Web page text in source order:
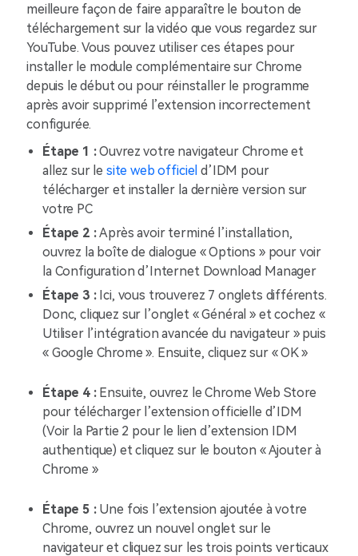
meilleure façon de faire apparaître le bouton de
téléchargement sur la vidéo que vous regardez sur
YouTube. Vous pouvez utiliser ces étapes pour
installer le module complémentaire sur Chrome
depuis le début ou pour réinstaller le programme
après avoir supprimé l’extension incorrectement
configurée.
Étape 1 :Ouvrez votre navigateur Chrome et
allez sur le site web officiel d’IDM pour
télécharger et installer la dernière version sur
votre PC
Étape 2 :Après avoir terminé l’installation,
ouvrez la boîte de dialogue « Options » pour voir
la Configuration d’Internet Download Manager
Étape 3 :Ici, vous trouverez 7 onglets différents.
Donc, cliquez sur l’onglet « Général » et cochez «
Utiliser l’intégration avancée du navigateur » puis
« Google Chrome ». Ensuite, cliquez sur « OK »
Étape 4 :Ensuite, ouvrez le Chrome Web Store
pour télécharger l’extension officielle d’IDM
(Voir la Partie 2 pour le lien d’extension IDM
authentique) et cliquez sur le bouton « Ajouter à
Chrome »
Étape 5 :Une fois l’extension ajoutée à votre
Chrome, ouvrez un nouvel onglet sur le
navigateur et cliquez sur les trois points verticaux